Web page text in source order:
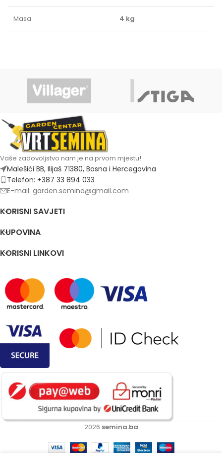
Masa 4 kg
Vaše zadovoljstvo nam je na prvom mjestu!
Malešići BB, Ilijaš 71380, Bosna i Hercegovina
Telefon: +387 33 894 033
E-mail: garden.semina@gmail.com
KORISNI SAVJETI
KUPOVINA
KORISNI LINKOVI
2026 semina.ba